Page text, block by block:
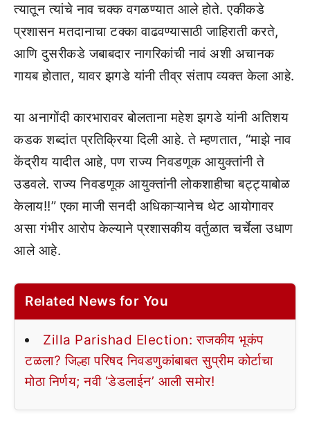
त्यातून त्यांचे नाव चक्क वगळण्यात आले होते. एकीकडे
प्रशासन मतदानाचा टक्का वाढवण्यासाठी जाहिराती करते,
आणि दुसरीकडे जबाबदार नागरिकांची नावं अशी अचानक
गायब होतात, यावर झगडे यांनी तीव्र संताप व्यक्त केला आहे.
या अनागोंदी कारभारावर बोलताना महेश झगडे यांनी अतिशय
कडक शब्दांत प्रतिक्रिया दिली आहे. ते म्हणतात, “माझे नाव
केंद्रीय यादीत आहे, पण राज्य निवडणूक आयुक्तांनी ते
उडवले. राज्य निवडणूक आयुक्तांनी लोकशाहीचा बट्ट्याबोळ
केलाय!!” एका माजी सनदी अधिकाऱ्यानेच थेट आयोगावर
असा गंभीर आरोप केल्याने प्रशासकीय वर्तुळात चर्चेला उधाण
आले आहे.
Related News for You
Zilla Parishad Election: राजकीय भूकंप
टळला? जिल्हा परिषद निवडणुकांबाबत सुप्रीम कोर्टाचा
मोठा निर्णय; नवी ‘डेडलाईन’ आली समोर!